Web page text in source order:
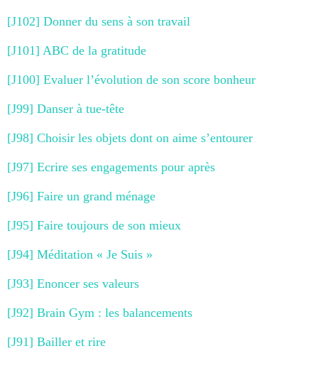
[J102] Donner du sens à son travail
[J101] ABC de la gratitude
[J100] Evaluer l’évolution de son score bonheur
[J99] Danser à tue-tête
[J98] Choisir les objets dont on aime s’entourer
[J97] Ecrire ses engagements pour après
[J96] Faire un grand ménage
[J95] Faire toujours de son mieux
[J94] Méditation « Je Suis »
[J93] Enoncer ses valeurs
[J92] Brain Gym : les balancements
[J91] Bailler et rire